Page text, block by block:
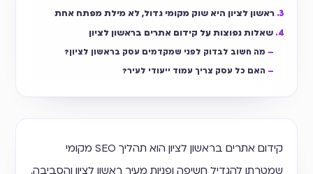
קידום אתרים בראשון לציון הוא תהליך SEO מקומי
שמטרתו להגדיל חשיפה ופניות מעיר ראשון לציון והסביבה,
ראשון לציון היא שוק מקומי גדול, לא מילת מפתח אחת
שאלות נפוצות על קידום אתרים בראשון לציון
מה חשוב לבדוק לפני שמקדמים עסק בראשון לציון?
האם כל עסק צריך עמוד ייעודי לעיר?